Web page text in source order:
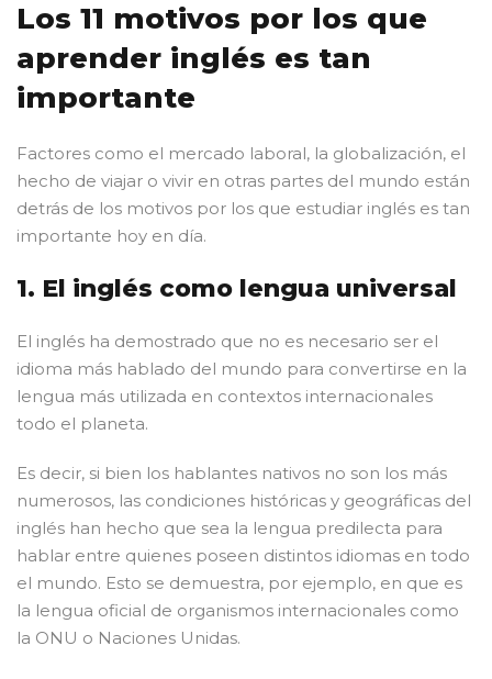
Los 11 motivos por los que
aprender inglés es tan
importante
Factores como el mercado laboral, la globalización, el
hecho de viajar o vivir en otras partes del mundo están
detrás de los motivos por los que estudiar inglés es tan
importante hoy en día.
1. El inglés como lengua universal
El inglés ha demostrado que no es necesario ser el
idioma más hablado del mundo para convertirse en la
lengua más utilizada en contextos internacionales
todo el planeta.
Es decir, si bien los hablantes nativos no son los más
numerosos, las condiciones históricas y geográficas del
inglés han hecho que sea la lengua predilecta para
hablar entre quienes poseen distintos idiomas en todo
el mundo. Esto se demuestra, por ejemplo, en que es
la lengua oficial de organismos internacionales como
la ONU o Naciones Unidas.